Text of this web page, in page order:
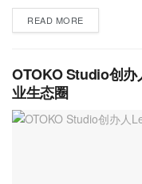
READ MORE
OTOKO Studio创
业生态圈